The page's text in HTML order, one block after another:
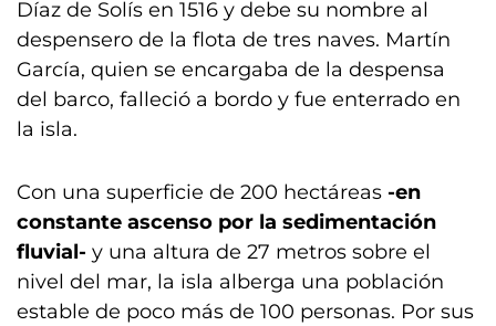
Díaz de Solís en 1516 y debe su nombre al
despensero de la flota de tres naves. Martín
García, quien se encargaba de la despensa
del barco, falleció a bordo y fue enterrado en
la isla.
Con una superficie de 200 hectáreas -en
constante ascenso por la sedimentación
fluvial- y una altura de 27 metros sobre el
nivel del mar, la isla alberga una población
estable de poco más de 100 personas. Por sus